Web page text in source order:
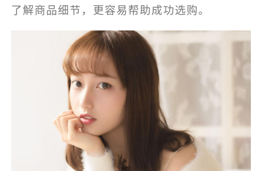
了解商品细节，更容易帮助成功选购。